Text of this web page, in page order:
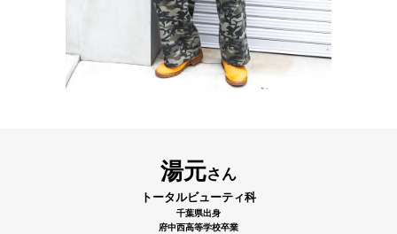
湯元さん
トータルビューティ科
千葉県出身
府中西高等学校卒業